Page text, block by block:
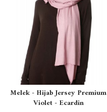
Melek - Hijab Jersey Premium
Violet - Ecardin